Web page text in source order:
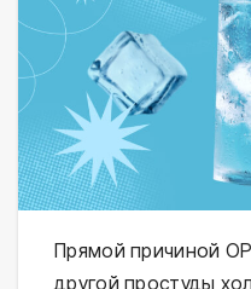
Прямой причиной
другой простуды